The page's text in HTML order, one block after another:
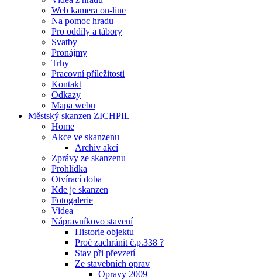
Web kamera on-line
Na pomoc hradu
Pro oddíly a tábory
Svatby
Pronájmy
Trhy
Pracovní příležitosti
Kontakt
Odkazy
Mapa webu
Městský skanzen ZICHPIL
Home
Akce ve skanzenu
Archiv akcí
Zprávy ze skanzenu
Prohlídka
Otvírací doba
Kde je skanzen
Fotogalerie
Videa
Nápravníkovo stavení
Historie objektu
Proč zachránit č.p.338 ?
Stav při převzetí
Ze stavebních oprav
Opravy 2009